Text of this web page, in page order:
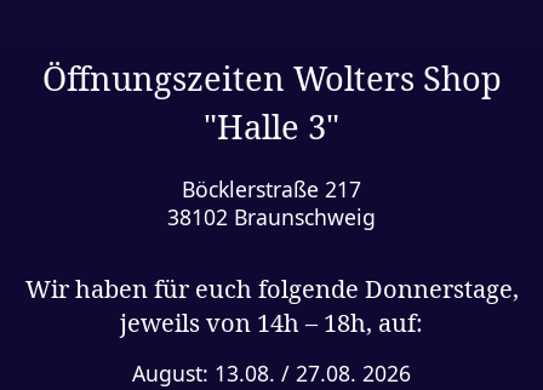
Öffnungszeiten Wolters Shop
"Halle 3"
Böcklerstraße 217
38102 Braunschweig
Wir haben für euch folgende Donnerstage,
jeweils von 14h – 18h, auf:
August: 13.08. / 27.08. 2026